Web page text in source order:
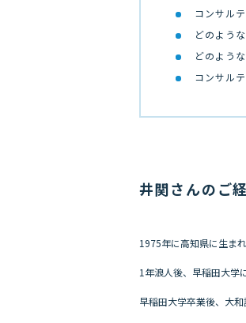
コンサル
どのよう
どのよう
コンサル
井関さんのご
1975年に高知県に生ま
1年浪人後、早稲田大学
早稲田大学卒業後、大